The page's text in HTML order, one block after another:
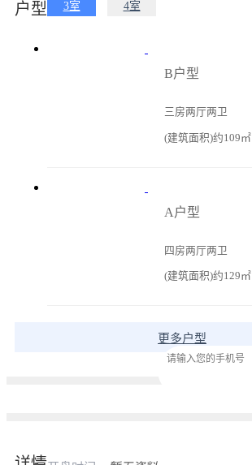
户型 3室 4室
B户型
三房两厅两卫
(建筑面积)约109㎡
A户型
四房两厅两卫
(建筑面积)约129㎡
更多户型